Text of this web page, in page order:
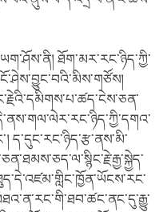
ཐོག་མར་རང་ཉིད་ཀྱི་
ད་དུང་རང་ཉིད་རྩ་ནས་མི་